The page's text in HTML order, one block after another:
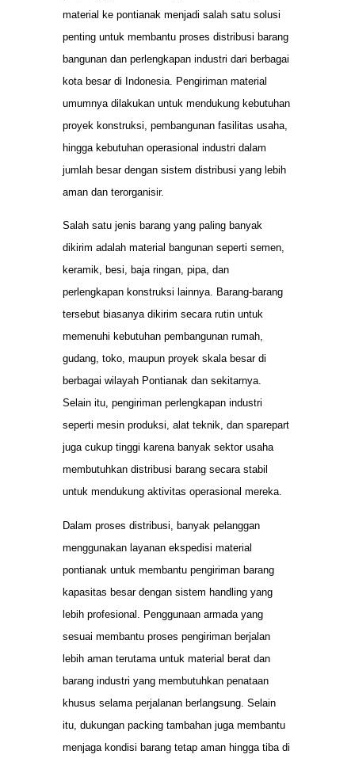
material ke pontianak menjadi salah satu solusi
penting untuk membantu proses distribusi barang
bangunan dan perlengkapan industri dari berbagai
kota besar di Indonesia. Pengiriman material
umumnya dilakukan untuk mendukung kebutuhan
proyek konstruksi, pembangunan fasilitas usaha,
hingga kebutuhan operasional industri dalam
jumlah besar dengan sistem distribusi yang lebih
aman dan terorganisir.
Salah satu jenis barang yang paling banyak
dikirim adalah material bangunan seperti semen,
keramik, besi, baja ringan, pipa, dan
perlengkapan konstruksi lainnya. Barang-barang
tersebut biasanya dikirim secara rutin untuk
memenuhi kebutuhan pembangunan rumah,
gudang, toko, maupun proyek skala besar di
berbagai wilayah Pontianak dan sekitarnya.
Selain itu, pengiriman perlengkapan industri
seperti mesin produksi, alat teknik, dan sparepart
juga cukup tinggi karena banyak sektor usaha
membutuhkan distribusi barang secara stabil
untuk mendukung aktivitas operasional mereka.
Dalam proses distribusi, banyak pelanggan
menggunakan layanan ekspedisi material
pontianak untuk membantu pengiriman barang
kapasitas besar dengan sistem handling yang
lebih profesional. Penggunaan armada yang
sesuai membantu proses pengiriman berjalan
lebih aman terutama untuk material berat dan
barang industri yang membutuhkan penataan
khusus selama perjalanan berlangsung. Selain
itu, dukungan packing tambahan juga membantu
menjaga kondisi barang tetap aman hingga tiba di